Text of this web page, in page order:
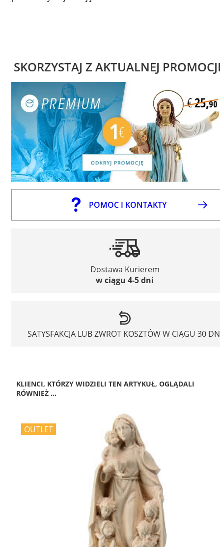
SKORZYSTAJ Z AKTUALNEJ
POMOC I KONTAKTY
Dostawa Kurierem
w ciągu 4-5 dni
SATYSFAKCJA LUB ZWROT KOSZTÓW W CIĄGU 30
KLIENCI, KTÓRZY WIDZIELI TEN ARTYKUŁ, OGLĄDALI
RÓWNIEŻ ...
OUTLET